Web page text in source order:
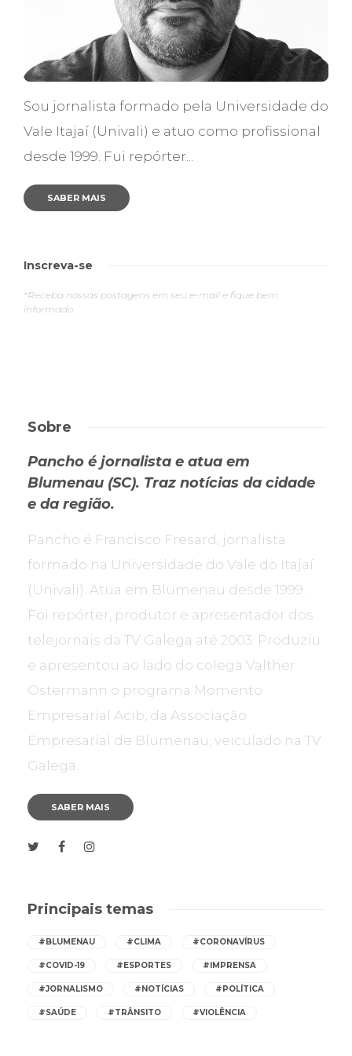
Sou jornalista formado pela Universidade do
Vale Itajaí (Univali) e atuo como profissional
desde 1999. Fui repórter...
SABER MAIS
Inscreva-se
*Receba nossas postagens em seu e-mail e fique bem
informado.
Sobre
Pancho é jornalista e atua em
Blumenau (SC). Traz notícias da cidade
e da região.
Pancho é Francisco Fresard, jornalista
formado na Universidade do Vale do Itajaí
(Univali). Atua em Blumenau desde 1999.
Foi repórter, produtor e apresentador dos
telejornais da TV Galega até 2003. Produziu
e apresentou ao lado do colega Valther
Ostermann o programa Momento
Empresarial Acib, da Associação
Empresarial de Blumenau, veiculado na TV
Galega.
SABER MAIS
Principais temas
#BLUMENAU #CLIMA #CORONAVÍRUS
#COVID-19 #ESPORTES #IMPRENSA
#JORNALISMO #NOTÍCIAS #POLÍTICA
#SAÚDE #TRÂNSITO #VIOLÊNCIA